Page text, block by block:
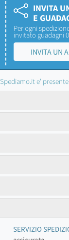
INVITA
E
Per ogni
invitato guadagni
INVITA UN
Spediamo.it e'
SERVIZIO